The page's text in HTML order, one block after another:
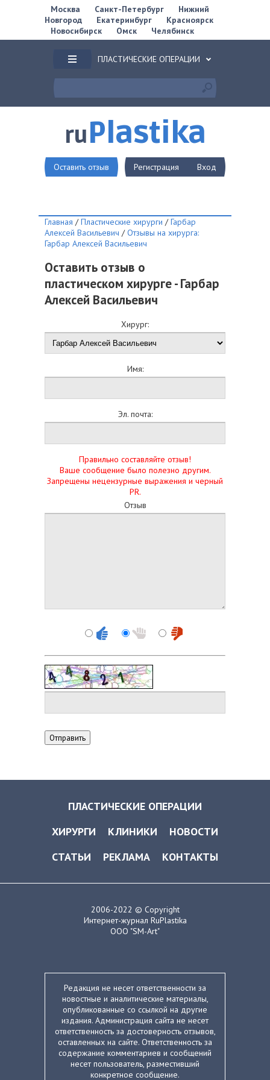
Москва Санкт-Петербург
Нижний
Новгород
Екатеринбург
Красноярск
Новосибирск
Омск Челябинск
ПЛАСТИЧЕСКИЕ ОПЕРАЦИИ
ruPlastika
Оставить отзыв Регистрация Вход
Главная /Пластические хирурги /Гарбар
Алексей Васильевич /Отзывы на хирурга:
Гарбар Алексей Васильевич
Оставить отзыв о
пластическом хирурге - Гарбар
Алексей Васильевич
Хирург:
Имя:
Эл. почта:
Правильно составляйте отзыв!
Ваше сообщение было полезно другим.
Запрещены нецензурные выражения и черный
PR.
Отзыв
ПЛАСТИЧЕСКИЕ ОПЕРАЦИИ
ХИРУРГИ
КЛИНИКИ
НОВОСТИ
СТАТЬИ
РЕКЛАМА КОНТАКТЫ
2006-2022 © Copyright
Интернет-журнал RuPlastika
ООО "SM-Art"
Редакция не несет ответственности за
новостные и аналитические материалы,
опубликованные со ссылкой на другие
издания. Администрация сайта не несет
ответственность за достоверность отзывов,
оставленных на сайте. Ответственность за
содержание комментариев и сообщений
несет пользователь, разместивший
конкретное сообщение.